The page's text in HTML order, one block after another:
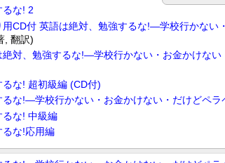
るな! 2
CD付 英語は絶対、勉強するな!―学校行かない
, 翻訳)
対、勉強するな!―学校行かない・お金かけない
な! 超初級編 (CD付)
るな!―学校行かない・お金かけない・だけどペラ
な! 中級編
な!応用編